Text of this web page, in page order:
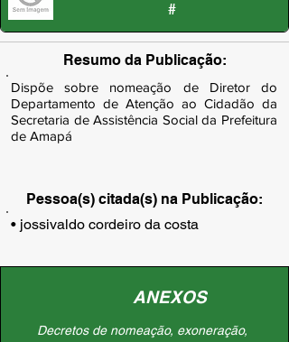
#
Resumo da Publicação:
Dispõe sobre nomeação de Diretor do
Departamento de Atenção ao Cidadão da
Secretaria de Assistência Social da Prefeitura
de Amapá
Pessoa(s) citada(s) na Publicação:
• jossivaldo cordeiro da costa
ANEXOS
Decretos de nomeação, exoneração,